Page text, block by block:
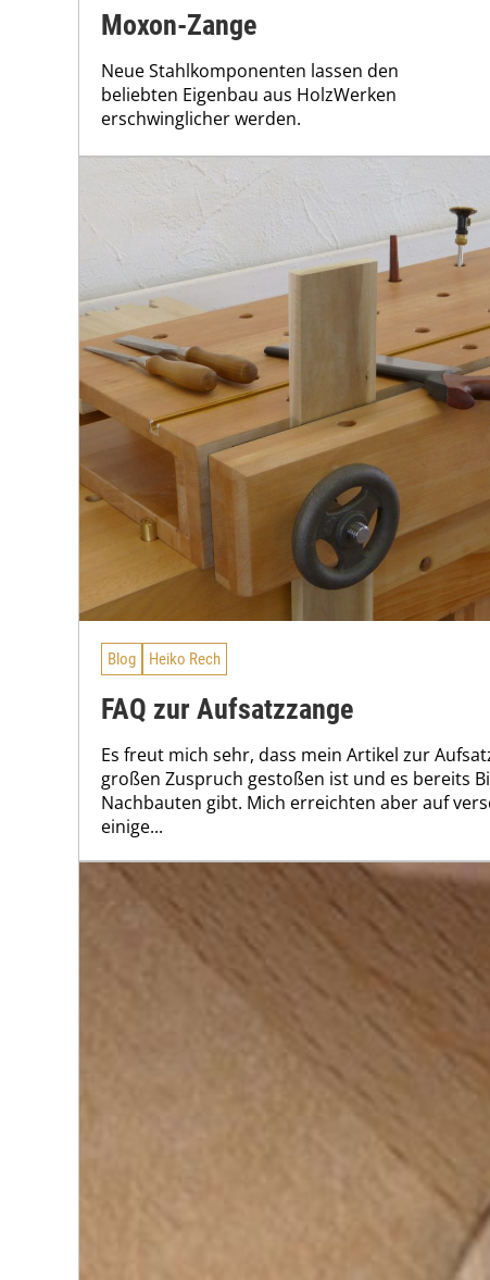
Moxon-Zange
Neue Stahlkomponenten lassen den
beliebten Eigenbau aus HolzWerken
erschwinglicher werden.
Blog Heiko Rech
FAQ zur Aufsatzzange
Es freut mich sehr, dass mein Artikel zur
großen Zuspruch gestoßen ist und es bereits
Nachbauten gibt. Mich erreichten aber auf
einige...